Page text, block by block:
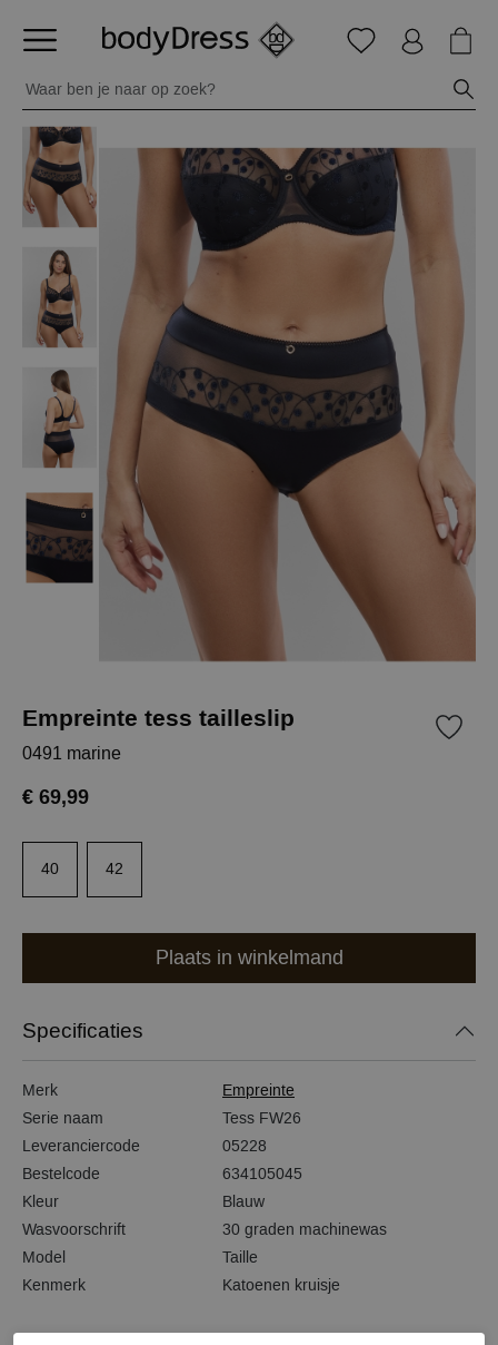
Empreinte tess tailleslip
0491 marine
€ 69,99
40 42
Plaats in winkelmand
Specificaties
Merk
Empreinte
Serie naam
Tess FW26
Leveranciercode
05228
Bestelcode
634105045
Kleur
Blauw
Wasvoorschrift
30 graden machinewas
Model
Taille
Kenmerk
Katoenen kruisje